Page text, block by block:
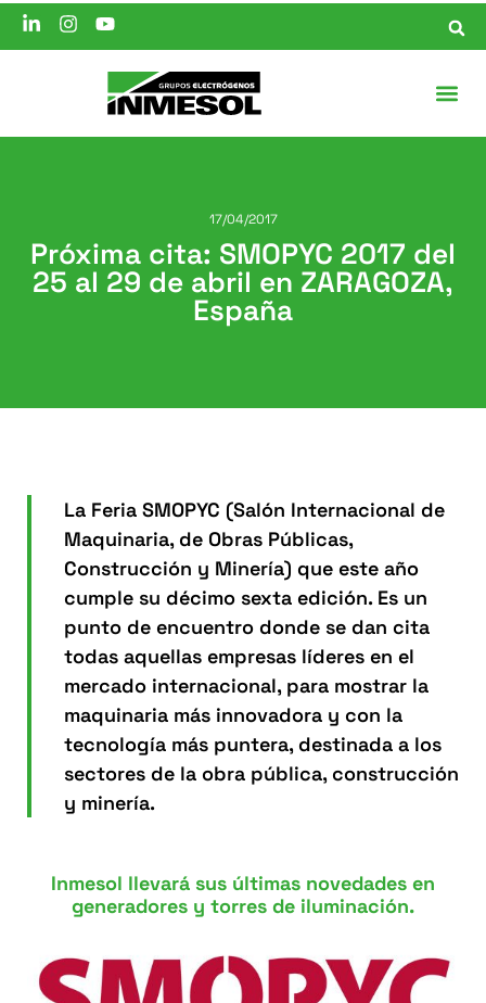
17/04/2017
Próxima cita: SMOPYC 2017 del
25 al 29 de abril en ZARAGOZA,
España
La Feria SMOPYC (Salón Internacional de
Maquinaria, de Obras Públicas,
Construcción y Minería) que este año
cumple su décimo sexta edición. Es un
punto de encuentro donde se dan cita
todas aquellas empresas líderes en el
mercado internacional, para mostrar la
maquinaria más innovadora y con la
tecnología más puntera, destinada a los
sectores de la obra pública, construcción
y minería.
Inmesol llevará sus últimas novedades en
generadores y torres de iluminación.